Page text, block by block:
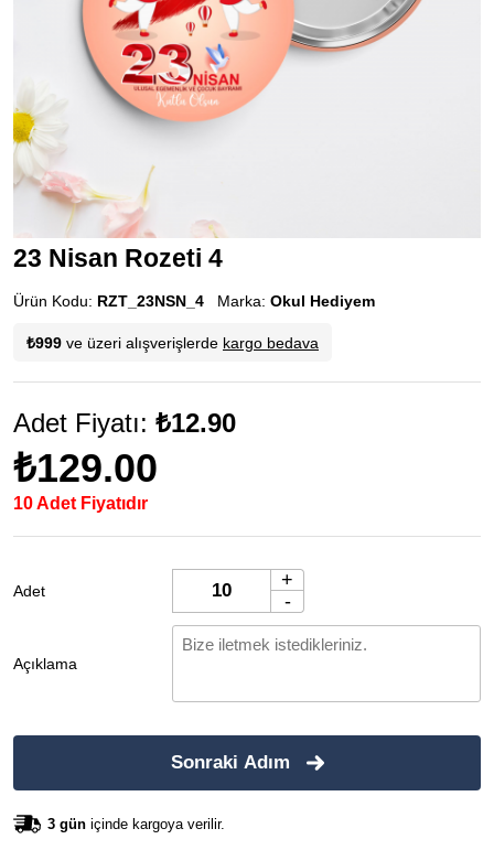
23 Nisan Rozeti 4
Ürün Kodu: RZT_23NSN_4 Marka: Okul Hediyem
₺999 ve üzeri alışverişlerde kargo bedava
Adet Fiyatı: ₺12.90
₺129.00
10 Adet Fiyatıdır
Adet
+
-
Açıklama
Sonraki Adım
3 gün içinde kargoya verilir.